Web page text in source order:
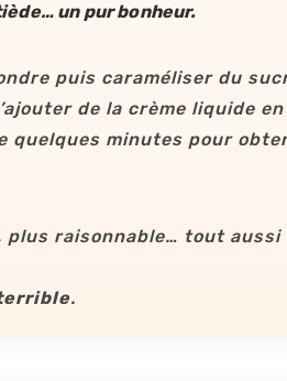
un pur bonheur.
puis caraméliser du
de la crème liquide en
quelques minutes pour
plus raisonnable… tout aussi
.